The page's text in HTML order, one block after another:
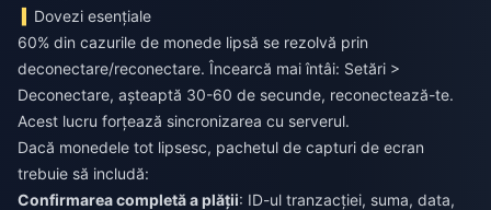
Dovezi esențiale
60% din cazurile de monede lipsă se rezolvă prin
deconectare/reconectare. Încearcă mai întâi: Setări >
Deconectare, așteaptă 30-60 de secunde, reconectează-te.
Acest lucru forțează sincronizarea cu serverul.
Dacă monedele tot lipsesc, pachetul de capturi de ecran
trebuie să includă:
Confirmarea completă a plății: ID-ul tranzacției, suma, data,